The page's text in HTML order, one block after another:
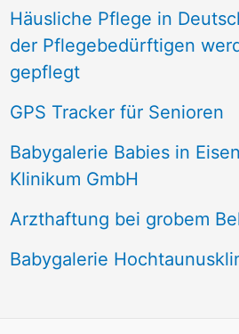
Häusliche Pflege in
der Pflegebedürftigen
gepflegt
GPS Tracker für Senioren
Babygalerie Babies in
Klinikum GmbH
Arzthaftung bei grobem
Babygalerie